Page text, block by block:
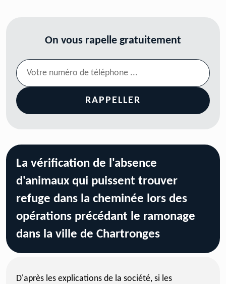
On vous rapelle gratuitement
La vérification de l'absence
d'animaux qui puissent trouver
refuge dans la cheminée lors des
opérations précédant le ramonage
dans la ville de Chartronges
D'après les explications de la société, si les